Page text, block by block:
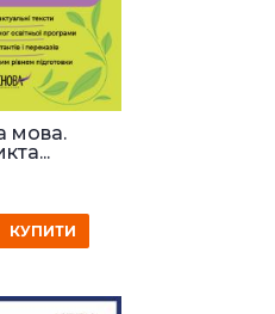
мова.
КУПИТИ